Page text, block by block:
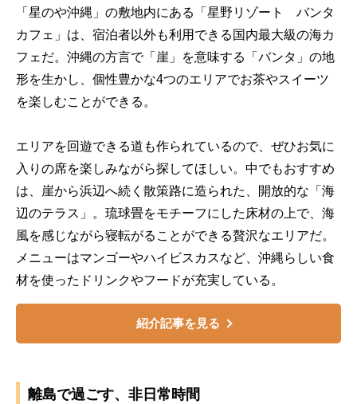
「星のや沖縄」の敷地内にある「星野リゾート バンタ
カフェ」は、宿泊者以外も利用できる国内最大級の海カ
フェだ。沖縄の方言で「崖」を意味する「バンタ」の地
形を生かし、個性豊かな4つのエリアでお茶やスイーツ
を楽しむことができる。
エリアを回遊できる道も作られているので、ぜひお気に
入りの席を楽しみながら探してほしい。中でもおすすめ
は、崖から浜辺へ続く散策路に造られた、開放的な「海
辺のテラス」。琉球畳をモチーフにした床材の上で、海
風を感じながら寝転がることができる贅沢なエリアだ。
メニューはマンゴーやハイビスカスなど、沖縄らしい食
材を使ったドリンクやフードが充実している。
紹介記事を見る
離島で過ごす、非日常時間